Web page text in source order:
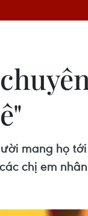
mang họ
chị em